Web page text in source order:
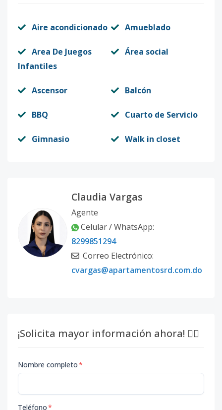
Aire acondicionado Amueblado
Area De Juegos
Infantiles
Área social
Ascensor Balcón
BBQ Cuarto de Servicio
Gimnasio Walk in closet
Claudia Vargas
Agente
Celular / WhatsApp:
8299851294
Correo Electrónico:
cvargas@apartamentosrd.com.do
¡Solicita mayor información ahora! 👇🏽
Nombre completo*
Teléfono*